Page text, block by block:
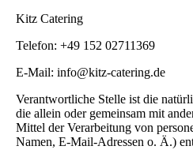
Kitz Catering
Telefon: +49 152 02711369
E-Mail: info@kitz-catering.de
Verantwortliche Stelle ist die
die allein oder gemeinsam mit
Mittel der Verarbeitung von
Namen, E-Mail-Adressen o. Ä.)